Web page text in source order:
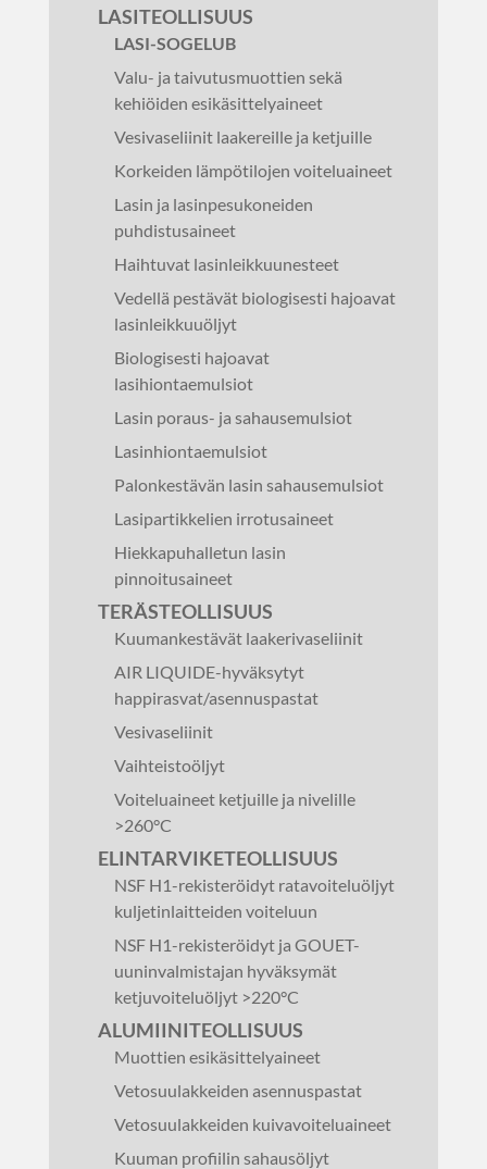
LASITEOLLISUUS
LASI-SOGELUB
Valu- ja taivutusmuottien sekä
kehiöiden esikäsittelyaineet
Vesivaseliinit laakereille ja ketjuille
Korkeiden lämpötilojen voiteluaineet
Lasin ja lasinpesukoneiden
puhdistusaineet
Haihtuvat lasinleikkuunesteet
Vedellä pestävät biologisesti hajoavat
lasinleikkuuöljyt
Biologisesti hajoavat
lasihiontaemulsiot
Lasin poraus- ja sahausemulsiot
Lasinhiontaemulsiot
Palonkestävän lasin sahausemulsiot
Lasipartikkelien irrotusaineet
Hiekkapuhalletun lasin
pinnoitusaineet
TERÄSTEOLLISUUS
Kuumankestävät laakerivaseliinit
AIR LIQUIDE-hyväksytyt
happirasvat/asennuspastat
Vesivaseliinit
Vaihteistoöljyt
Voiteluaineet ketjuille ja nivelille
>260°C
ELINTARVIKETEOLLISUUS
NSF H1-rekisteröidyt ratavoiteluöljyt
kuljetinlaitteiden voiteluun
NSF H1-rekisteröidyt ja GOUET-
uuninvalmistajan hyväksymät
ketjuvoiteluöljyt >220°C
ALUMIINITEOLLISUUS
Muottien esikäsittelyaineet
Vetosuulakkeiden asennuspastat
Vetosuulakkeiden kuivavoiteluaineet
Kuuman profiilin sahausöljyt